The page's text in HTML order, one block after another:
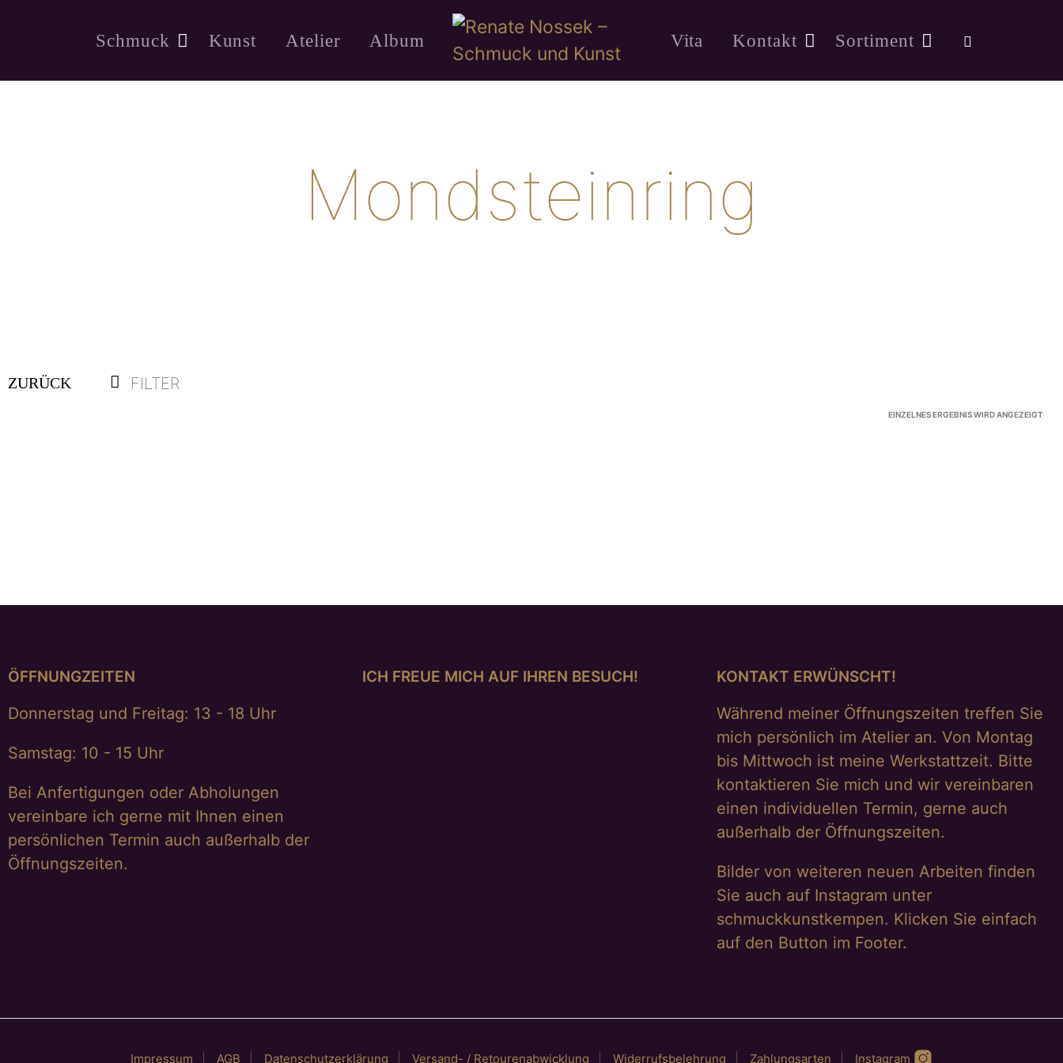
Schmuck Kunst Atelier Album Vita Kontakt Sortiment
Mondsteinring
ZURÜCK FILTER
EINZELNES ERGEBNIS WIRD ANGEZEIGT
ÖFFNUNGZEITEN
Donnerstag und Freitag: 13 - 18 Uhr
Samstag: 10 - 15 Uhr
Bei Anfertigungen oder Abholungen
vereinbare ich gerne mit Ihnen einen
persönlichen Termin auch außerhalb der
Öffnungszeiten.
ICH FREUE MICH AUF IHREN BESUCH! KONTAKT ERWÜNSCHT!
Während meiner Öffnungszeiten treffen Sie
mich persönlich im Atelier an. Von Montag
bis Mittwoch ist meine Werkstattzeit. Bitte
kontaktieren Sie mich und wir vereinbaren
einen individuellen Termin, gerne auch
außerhalb der Öffnungszeiten.
Bilder von weiteren neuen Arbeiten finden
Sie auch auf Instagram unter
schmuckkunstkempen. Klicken Sie einfach
auf den Button im Footer.
Impressum AGB Datenschutzerklärung Versand- / Retourenabwicklung Widerrufsbelehrung Zahlungsarten Instagram